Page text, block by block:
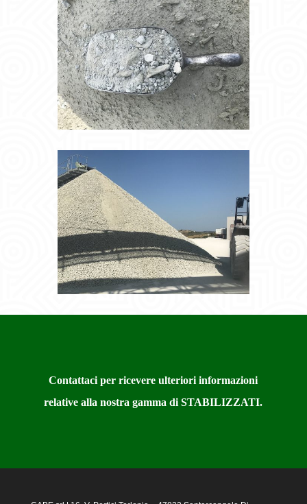
Contattaci per ricevere ulteriori informazioni
relative alla nostra gamma di STABILIZZATI.